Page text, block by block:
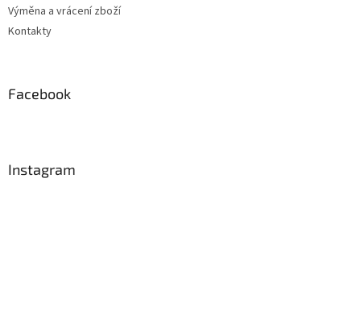
Výměna a vrácení zboží
Kontakty
Facebook
Instagram